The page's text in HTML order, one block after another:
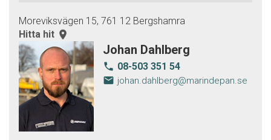
Moreviksvägen 15, 761 12 Bergshamra
Hitta hit room
Johan Dahlberg
local_phone 08-503 351 54
email johan.dahlberg@marindepan.se